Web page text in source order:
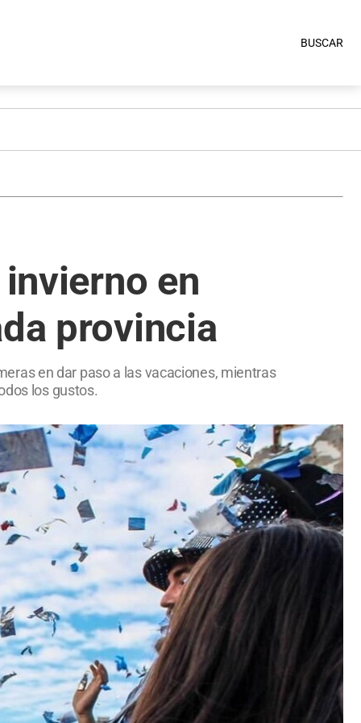
BUSCAR
en
provincia
en dar paso a las vacaciones, mientras
los gustos.